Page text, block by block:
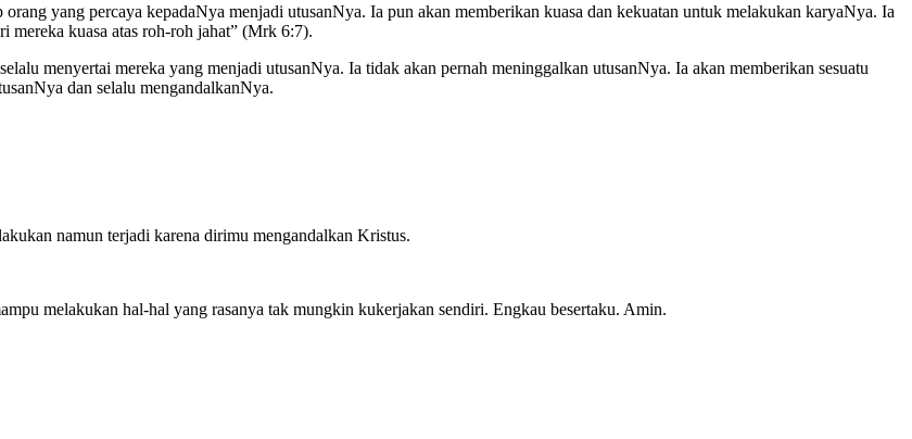
yang percaya kepadaNya menjadi utusanNya. Ia pun akan memberikan kuasa dan kekuatan untuk melakukan karyaNya. Ia
mereka kuasa atas roh-roh jahat” (Mrk 6:7).
menyertai mereka yang menjadi utusanNya. Ia tidak akan pernah meninggalkan utusanNya. Ia akan memberikan sesuatu
dan selalu mengandalkanNya.
namun terjadi karena dirimu mengandalkan Kristus.
melakukan hal-hal yang rasanya tak mungkin kukerjakan sendiri. Engkau besertaku. Amin.